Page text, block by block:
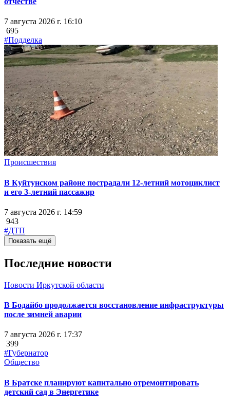
7 августа 2026 г. 16:10
695
#Подделка
Происшествия
В Куйтунском районе пострадали 12-летний мотоциклист
и его 3-летний пассажир
7 августа 2026 г. 14:59
943
#ДТП
Показать ещё
Последние новости
Новости Иркутской области
В Бодайбо продолжается восстановление инфраструктуры
после зимней аварии
7 августа 2026 г. 17:37
399
#Губернатор
Общество
В Братске планируют капитально отремонтировать
детский сад в Энергетике